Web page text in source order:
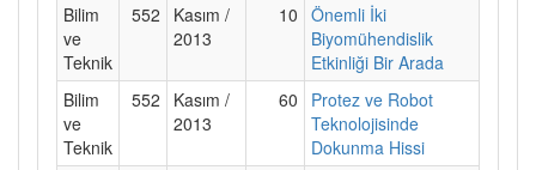
Bilim
ve
Teknik
552
Kasım /
2013
10 Önemli İki
Biyomühendislik
Etkinliği Bir Arada
Bilim
ve
Teknik
552
Kasım /
2013
60
Protez ve Robot
Teknolojisinde
Dokunma Hissi